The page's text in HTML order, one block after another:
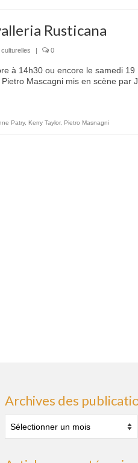
Rusticana
| 0
à 14h30 ou encore le samedi
Mascagni mis en scène
Patry, Kerry Taylor, Pietro Masnagni
Archives des
des
publications